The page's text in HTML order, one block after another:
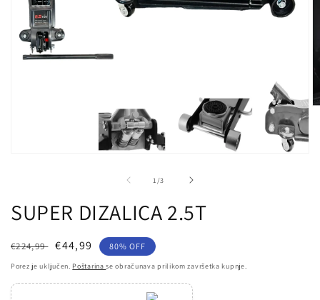
okviru
1/
od3
SUPER DIZALICA 2.5T
Redovna
cijena
€224,99 Prodajna
cijena
€44,99 80% OFF
Porez je uključen. Poštarinase obračunava prilikom završetka kupnje.